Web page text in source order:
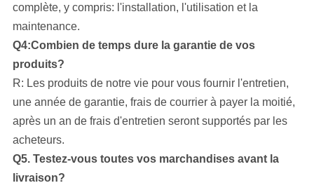
complète, y compris: l'installation, l'utilisation et la
maintenance.
Q4:Combien de temps dure la garantie de vos
produits?
R: Les produits de notre vie pour vous fournir l'entretien,
une année de garantie, frais de courrier à payer la moitié,
après un an de frais d'entretien seront supportés par les
acheteurs.
Q5. Testez-vous toutes vos marchandises avant la
livraison?